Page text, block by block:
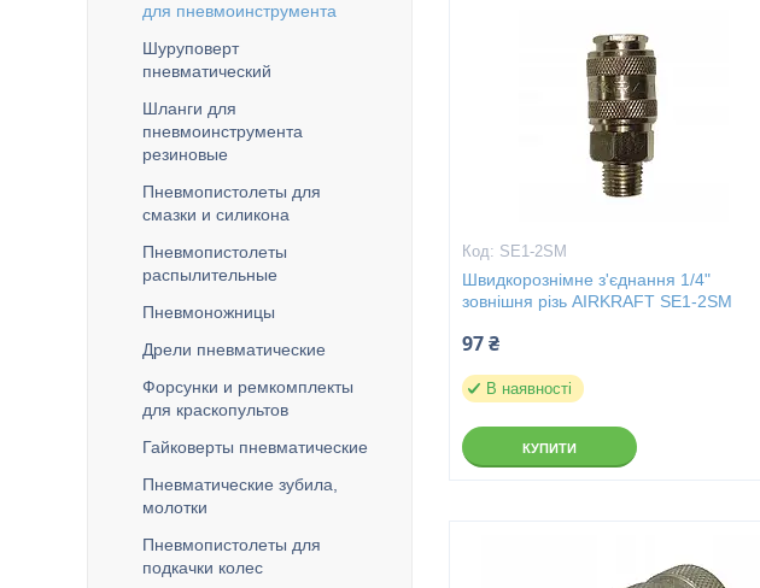
для пневмоинструмента
Шуруповерт
пневматический
Шланги для
пневмоинструмента
резиновые
Пневмопистолеты для
смазки и силикона
Пневмопистолеты
распылительные
Пневмоножницы
Дрели пневматические
Форсунки и ремкомплекты
для краскопультов
Гайковерты пневматические
Пневматические зубила,
молотки
Пневмопистолеты для
подкачки колес
SE1-2SM
Швидкорознімне з'єднання 1/4"
зовнішня різь AIRKRAFT SE1-2SM
97 ₴
В наявності
КУПИТИ